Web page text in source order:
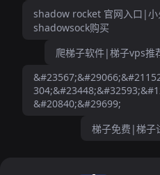
shadow rocket 官网入口|
shadowsock购买
爬梯子软件|梯子vps
&#20840;&#29699;
梯子免费|梯子